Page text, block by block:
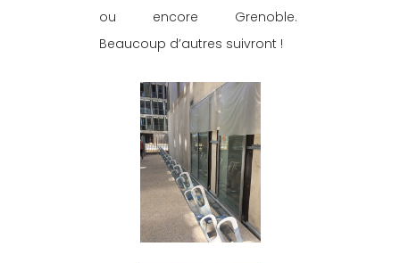
ou encore Grenoble.
Beaucoup d’autres suivront !